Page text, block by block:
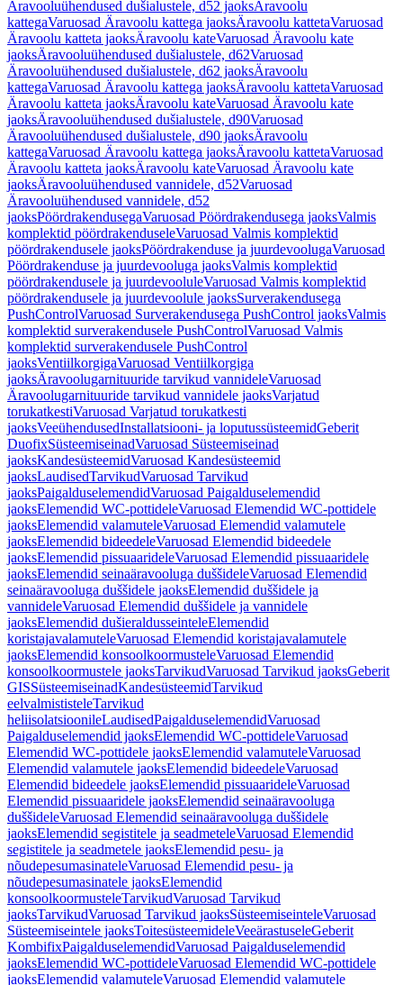
Äravooluühendused dušialustele, d52 jaoksÄravoolu
kattegaVaruosad Äravoolu kattega jaoksÄravoolu kattetaVaruosad
Äravoolu katteta jaoksÄravoolu kateVaruosad Äravoolu kate
jaoksÄravooluühendused dušialustele, d62Varuosad
Äravooluühendused dušialustele, d62 jaoksÄravoolu
kattegaVaruosad Äravoolu kattega jaoksÄravoolu kattetaVaruosad
Äravoolu katteta jaoksÄravoolu kateVaruosad Äravoolu kate
jaoksÄravooluühendused dušialustele, d90Varuosad
Äravooluühendused dušialustele, d90 jaoksÄravoolu
kattegaVaruosad Äravoolu kattega jaoksÄravoolu kattetaVaruosad
Äravoolu katteta jaoksÄravoolu kateVaruosad Äravoolu kate
jaoksÄravooluühendused vannidele, d52Varuosad
Äravooluühendused vannidele, d52
jaoksPöördrakendusegaVaruosad Pöördrakendusega jaoksValmis
komplektid pöördrakenduseleVaruosad Valmis komplektid
pöördrakendusele jaoksPöördrakenduse ja juurdevoolugaVaruosad
Pöördrakenduse ja juurdevooluga jaoksValmis komplektid
pöördrakendusele ja juurdevooluleVaruosad Valmis komplektid
pöördrakendusele ja juurdevoolule jaoksSurverakendusega
PushControlVaruosad Surverakendusega PushControl jaoksValmis
komplektid surverakendusele PushControlVaruosad Valmis
komplektid surverakendusele PushControl
jaoksVentiilkorgigaVaruosad Ventiilkorgiga
jaoksÄravoolugarnituuride tarvikud vannideleVaruosad
Äravoolugarnituuride tarvikud vannidele jaoksVarjatud
torukatkestiVaruosad Varjatud torukatkesti
jaoksVeeühendusedInstallatsiooni- ja loputussüsteemidGeberit
DuofixSüsteemiseinadVaruosad Süsteemiseinad
jaoksKandesüsteemidVaruosad Kandesüsteemid
jaoksLaudisedTarvikudVaruosad Tarvikud
jaoksPaigalduselemendidVaruosad Paigalduselemendid
jaoksElemendid WC-pottideleVaruosad Elemendid WC-pottidele
jaoksElemendid valamuteleVaruosad Elemendid valamutele
jaoksElemendid bideedeleVaruosad Elemendid bideedele
jaoksElemendid pissuaarideleVaruosad Elemendid pissuaaridele
jaoksElemendid seinaäravooluga duššideleVaruosad Elemendid
seinaäravooluga duššidele jaoksElemendid duššidele ja
vannideleVaruosad Elemendid duššidele ja vannidele
jaoksElemendid dušieraldusseinteleElemendid
koristajavalamuteleVaruosad Elemendid koristajavalamutele
jaoksElemendid konsoolkoormusteleVaruosad Elemendid
konsoolkoormustele jaoksTarvikudVaruosad Tarvikud jaoksGeberit
GISSüsteemiseinadKandesüsteemidTarvikud
eelvalmististeleTarvikud
heliisolatsioonileLaudisedPaigalduselemendidVaruosad
Paigalduselemendid jaoksElemendid WC-pottideleVaruosad
Elemendid WC-pottidele jaoksElemendid valamuteleVaruosad
Elemendid valamutele jaoksElemendid bideedeleVaruosad
Elemendid bideedele jaoksElemendid pissuaarideleVaruosad
Elemendid pissuaaridele jaoksElemendid seinaäravooluga
duššideleVaruosad Elemendid seinaäravooluga duššidele
jaoksElemendid segistitele ja seadmeteleVaruosad Elemendid
segistitele ja seadmetele jaoksElemendid pesu- ja
nõudepesumasinateleVaruosad Elemendid pesu- ja
nõudepesumasinatele jaoksElemendid
konsoolkoormusteleTarvikudVaruosad Tarvikud
jaoksTarvikudVaruosad Tarvikud jaoksSüsteemiseinteleVaruosad
Süsteemiseintele jaoksToitesüsteemideleVeeärastuseleGeberit
KombifixPaigalduselemendidVaruosad Paigalduselemendid
jaoksElemendid WC-pottideleVaruosad Elemendid WC-pottidele
jaoksElemendid valamuteleVaruosad Elemendid valamutele